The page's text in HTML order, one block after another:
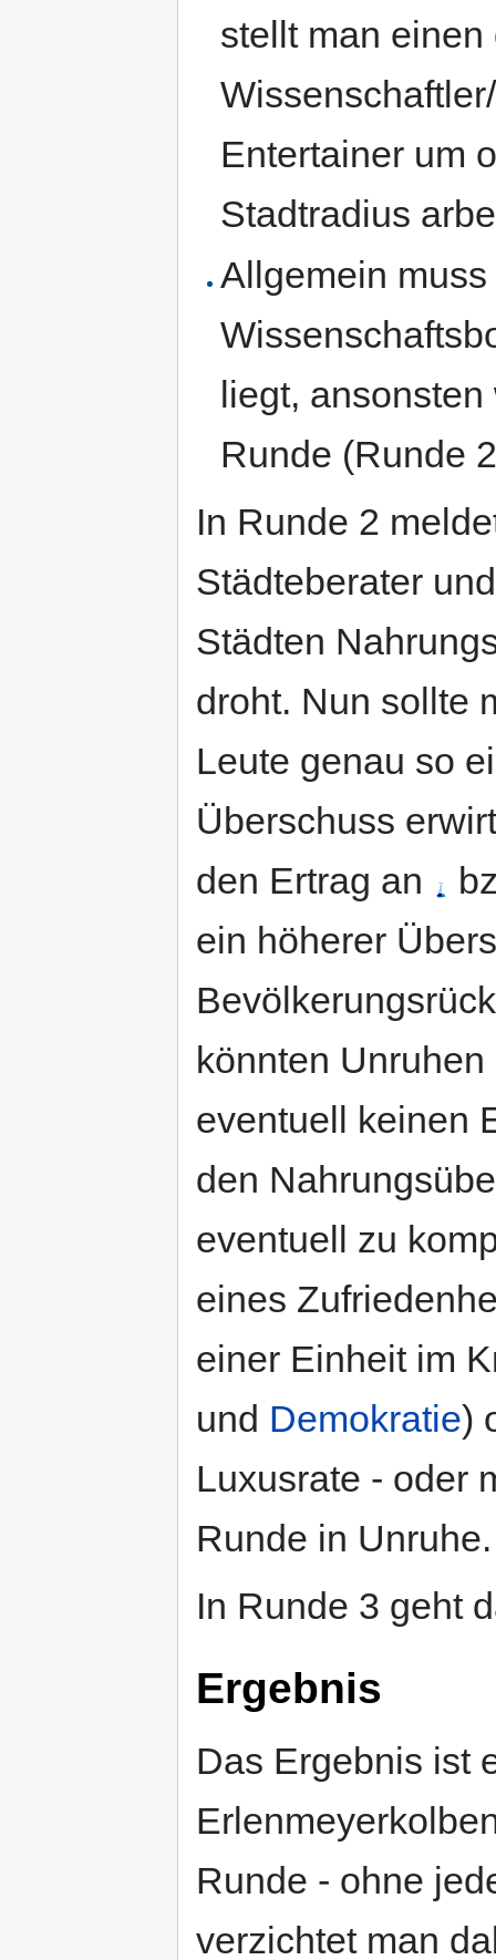
stellt man einen
Entertainer um
Stadtradius
Allgemein
liegt,
Runde (Runde
In Runde 2
Städteberater
Städten
droht. Nun sollte
Leute genau so
Überschuss
den Ertrag an
ein höherer
könnten
eventuell keinen
den
eventuell zu
eines
einer Einheit im
und Demokratie)
Luxusrate - oder
Runde in Unruhe.
In Runde 3 geht
Ergebnis
Das Ergebnis ist
Runde - ohne
verzichtet man